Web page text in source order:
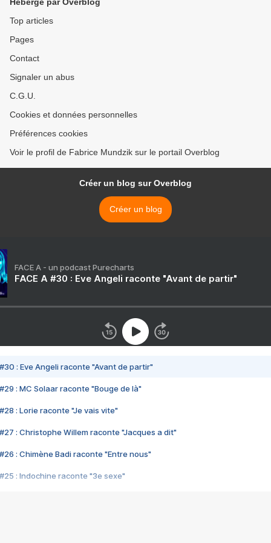
Top articles
Pages
Contact
Signaler un abus
C.G.U.
Cookies et données personnelles
Préférences cookies
Voir le profil de Fabrice Mundzik sur le portail Overblog
Créer un blog sur Overblog
Créer un blog
FACE A - un podcast Purecharts
FACE A #30 : Eve Angeli raconte "Avant de partir"
#30 : Eve Angeli raconte "Avant de partir"
#29 : MC Solaar raconte "Bouge de là"
#28 : Lorie raconte "Je vais vite"
#27 : Christophe Willem raconte "Jacques a dit"
#26 : Chimène Badi raconte "Entre nous"
#25 : Indochine raconte "3e sexe"